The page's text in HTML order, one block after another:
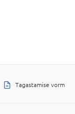
Tagastamise vorm